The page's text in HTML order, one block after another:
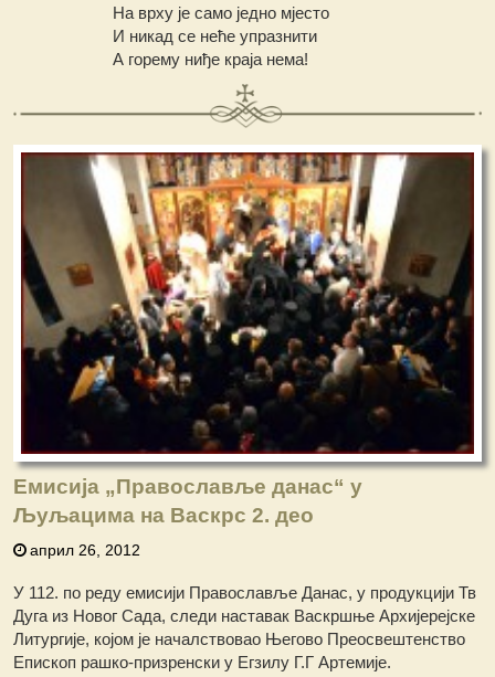
На врху је само једно мјесто
И никад се неће упразнити
А горему ниђе краја нема!
Емисија „Православље данас“ у
Љуљацима на Васкрс 2. део
април 26, 2012
У 112. по реду емисији Православље Данас, у продукцији Тв
Дуга из Новог Сада, следи наставак Васкршње Архијерејске
Литургије, којом је началствовао Његово Преосвештенство
Епископ рашко-призренски у Егзилу Г.Г Артемије.